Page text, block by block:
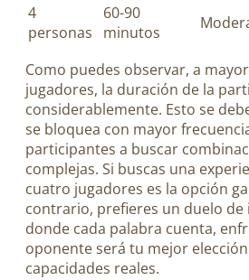
4
personas
60-90
minutos
Como puedes observar, a
jugadores, la duración de la
considerablemente. Esto se
se bloquea con mayor
participantes a buscar
complejas. Si buscas una
cuatro jugadores es la opción
contrario, prefieres un duelo de
donde cada palabra cuenta,
oponente será tu mejor
capacidades reales.